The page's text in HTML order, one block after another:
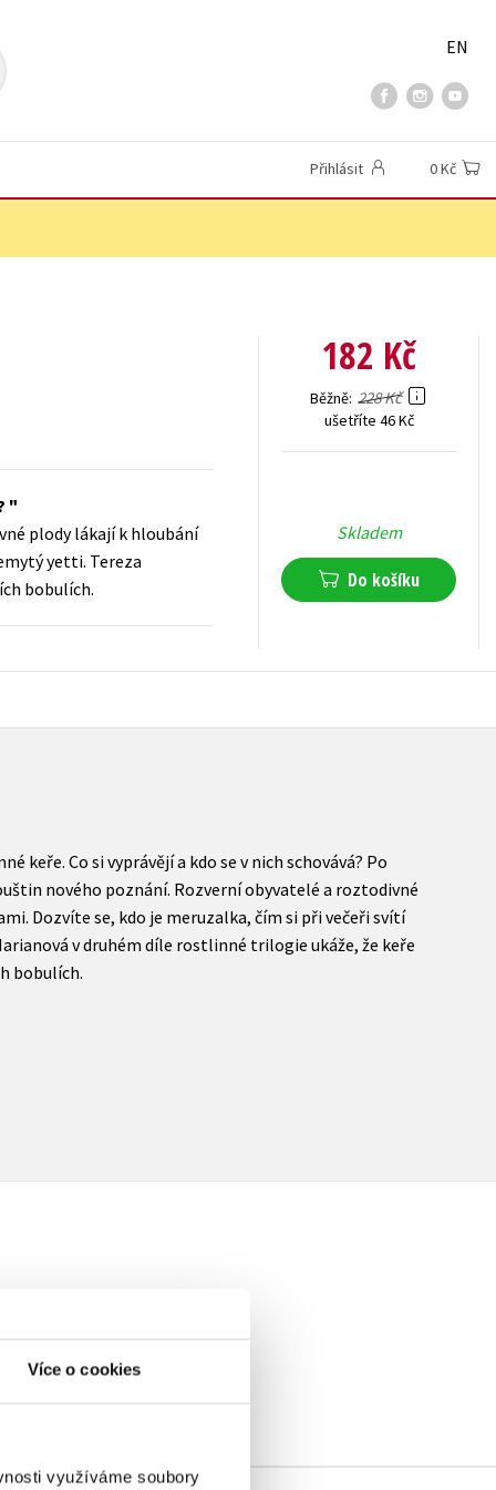
Více o cookies
využíváme soubory
EN
Přihlásit 0 Kč
plody lákají k hloubání
yetti. Tereza
bobulích.
182 Kč
Běžně 228 Kč
ušetříte 46 Kč
Skladem
Do košíku
keře. Co si vyprávějí a kdo se v nich schovává? Po
nového poznání. Rozverní obyvatelé a roztodivné
Dozvíte se, kdo je meruzalka, čím si při večeři svítí
v druhém díle rostlinné trilogie ukáže, že keře
bobulích.